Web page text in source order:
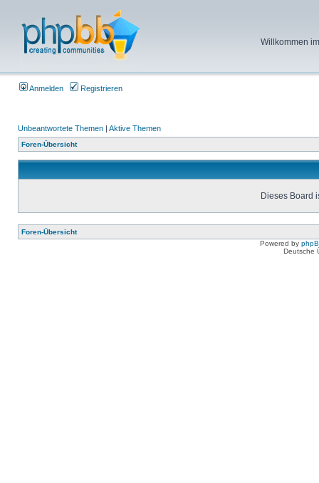
Willkommen
Anmelden Registrieren
Unbeantwortete Themen | Aktive Themen
Foren-Übersicht
Dieses Board
Foren-Übersicht
Powered by
Deutsche